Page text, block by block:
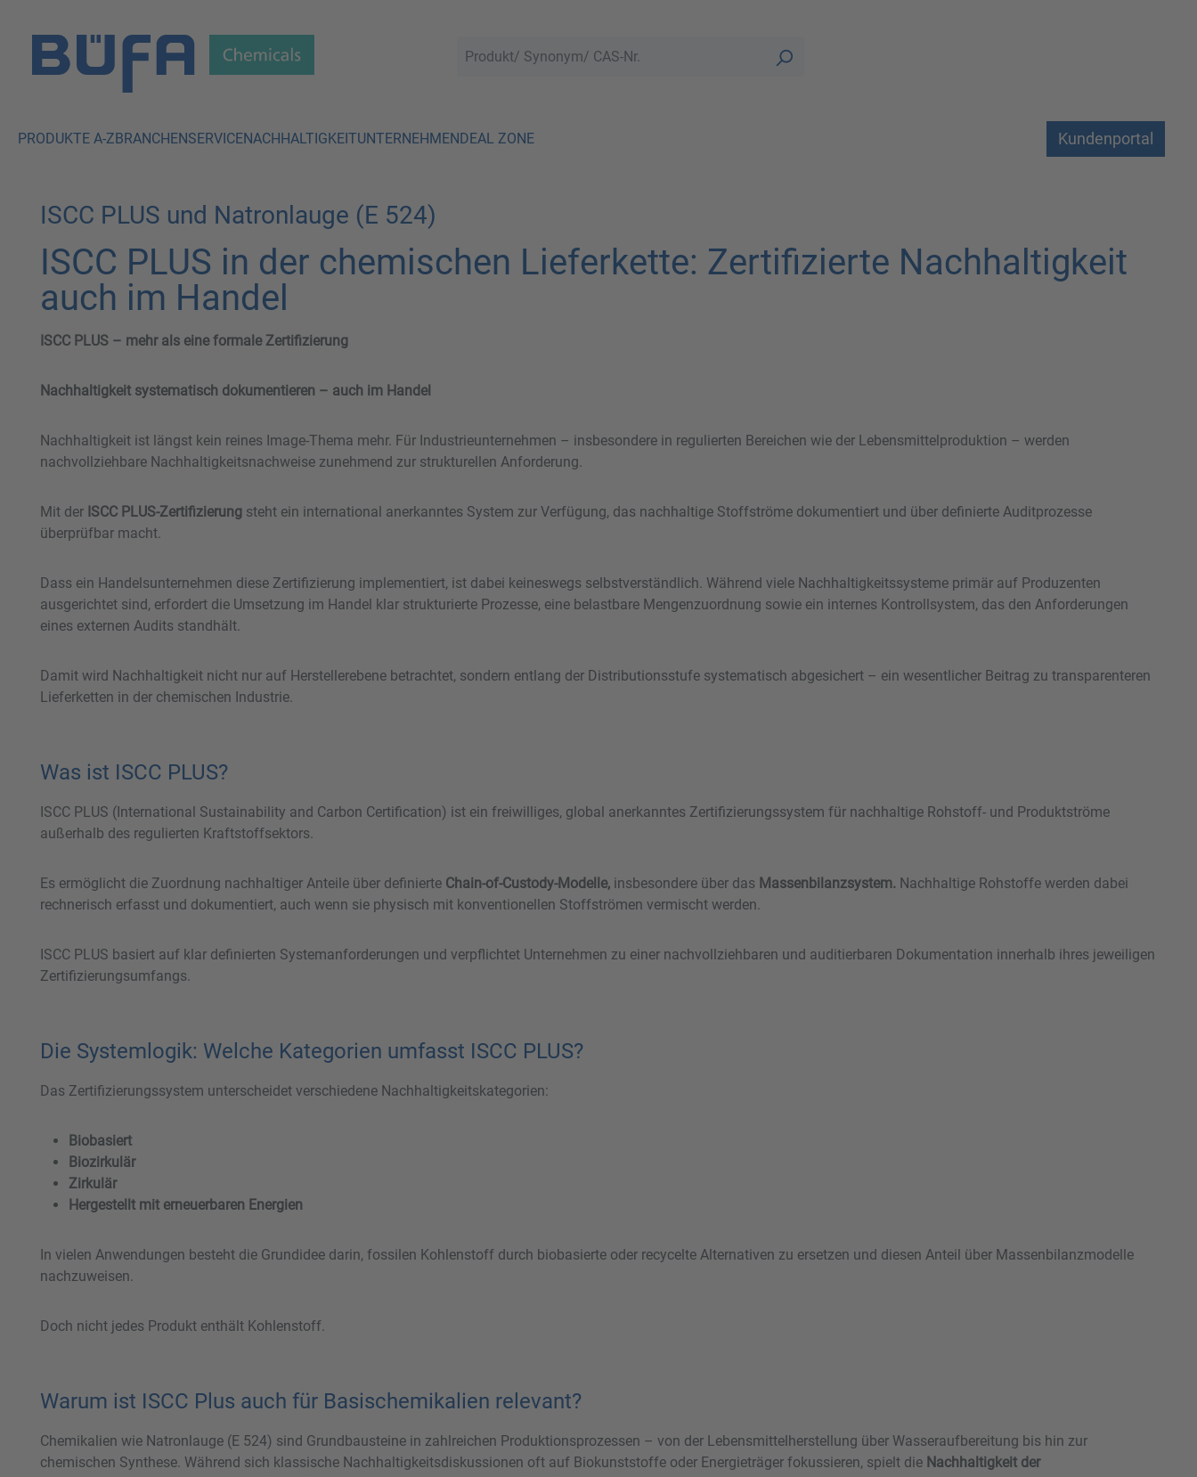
PRODUKTE A-ZBRANCHENSERVICENACHHALTIGKEITUNTERNEHMENDEAL ZONE Kundenportal
ISCC PLUS und Natronlauge (E 524)
ISCC PLUS in der chemischen Lieferkette: Zertifizierte Nachhaltigkeit
auch im Handel
ISCC PLUS – mehr als eine formale Zertifizierung
Nachhaltigkeit systematisch dokumentieren – auch im Handel
Nachhaltigkeit ist längst kein reines Image-Thema mehr. Für Industrieunternehmen – insbesondere in regulierten Bereichen wie der Lebensmittelproduktion – werden
nachvollziehbare Nachhaltigkeitsnachweise zunehmend zur strukturellen Anforderung.
Mit der ISCC PLUS-Zertifizierung steht ein international anerkanntes System zur Verfügung, das nachhaltige Stoffströme dokumentiert und über definierte Auditprozesse
überprüfbar macht.
Dass ein Handelsunternehmen diese Zertifizierung implementiert, ist dabei keineswegs selbstverständlich. Während viele Nachhaltigkeitssysteme primär auf Produzenten
ausgerichtet sind, erfordert die Umsetzung im Handel klar strukturierte Prozesse, eine belastbare Mengenzuordnung sowie ein internes Kontrollsystem, das den Anforderungen
eines externen Audits standhält.
Damit wird Nachhaltigkeit nicht nur auf Herstellerebene betrachtet, sondern entlang der Distributionsstufe systematisch abgesichert – ein wesentlicher Beitrag zu transparenteren
Lieferketten in der chemischen Industrie.
Was ist ISCC PLUS?
ISCC PLUS (International Sustainability and Carbon Certification) ist ein freiwilliges, global anerkanntes Zertifizierungssystem für nachhaltige Rohstoff- und Produktströme
außerhalb des regulierten Kraftstoffsektors.
Es ermöglicht die Zuordnung nachhaltiger Anteile über definierte Chain-of-Custody-Modelle, insbesondere über das Massenbilanzsystem. Nachhaltige Rohstoffe werden dabei
rechnerisch erfasst und dokumentiert, auch wenn sie physisch mit konventionellen Stoffströmen vermischt werden.
ISCC PLUS basiert auf klar definierten Systemanforderungen und verpflichtet Unternehmen zu einer nachvollziehbaren und auditierbaren Dokumentation innerhalb ihres jeweiligen
Zertifizierungsumfangs.
Die Systemlogik: Welche Kategorien umfasst ISCC PLUS?
Das Zertifizierungssystem unterscheidet verschiedene Nachhaltigkeitskategorien:
Biobasiert
Biozirkulär
Zirkulär
Hergestellt mit erneuerbaren Energien
In vielen Anwendungen besteht die Grundidee darin, fossilen Kohlenstoff durch biobasierte oder recycelte Alternativen zu ersetzen und diesen Anteil über Massenbilanzmodelle
nachzuweisen.
Doch nicht jedes Produkt enthält Kohlenstoff.
Warum ist ISCC Plus auch für Basischemikalien relevant?
Chemikalien wie Natronlauge (E 524) sind Grundbausteine in zahlreichen Produktionsprozessen – von der Lebensmittelherstellung über Wasseraufbereitung bis hin zur
chemischen Synthese. Während sich klassische Nachhaltigkeitsdiskussionen oft auf Biokunststoffe oder Energieträger fokussieren, spielt die Nachhaltigkeit der